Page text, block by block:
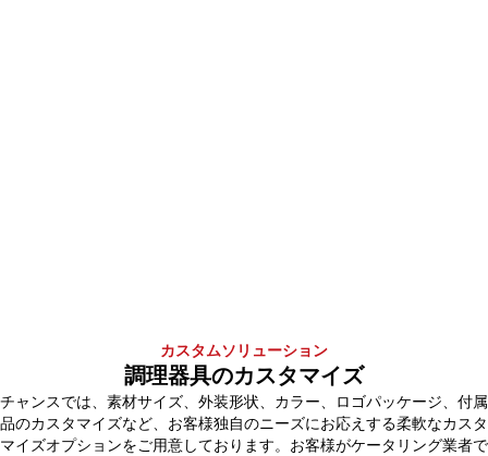
カスタムソリューション
調理器具のカスタマイズ
チャンスでは、素材サイズ、外装形状、カラー、ロゴパッケージ、付属
品のカスタマイズなど、お客様独自のニーズにお応えする柔軟なカスタ
マイズオプションをご用意しております。お客様がケータリング業者で